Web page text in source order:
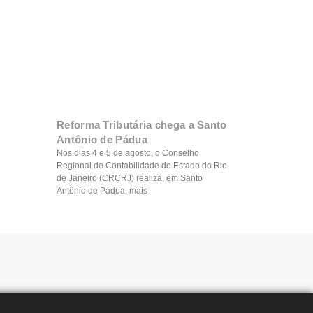
Reforma Tributária chega a Santo
Antônio de Pádua
Nos dias 4 e 5 de agosto, o Conselho
Regional de Contabilidade do Estado do Rio
de Janeiro (CRCRJ) realiza, em Santo
Antônio de Pádua, mais